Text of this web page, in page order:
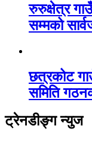
रुरुक्षेत्र
सम्मको
छत्रकोट
समिति
ट्रेनडीङ्ग न्युज